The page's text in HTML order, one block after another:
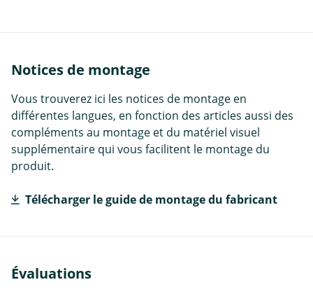
Notices de montage
Vous trouverez ici les notices de montage en
différentes langues, en fonction des articles aussi des
compléments au montage et du matériel visuel
supplémentaire qui vous facilitent le montage du
produit.
Télécharger le guide de montage du fabricant
Évaluations